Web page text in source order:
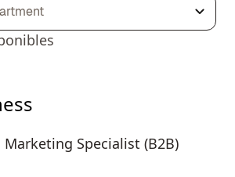
Specialist (B2B)